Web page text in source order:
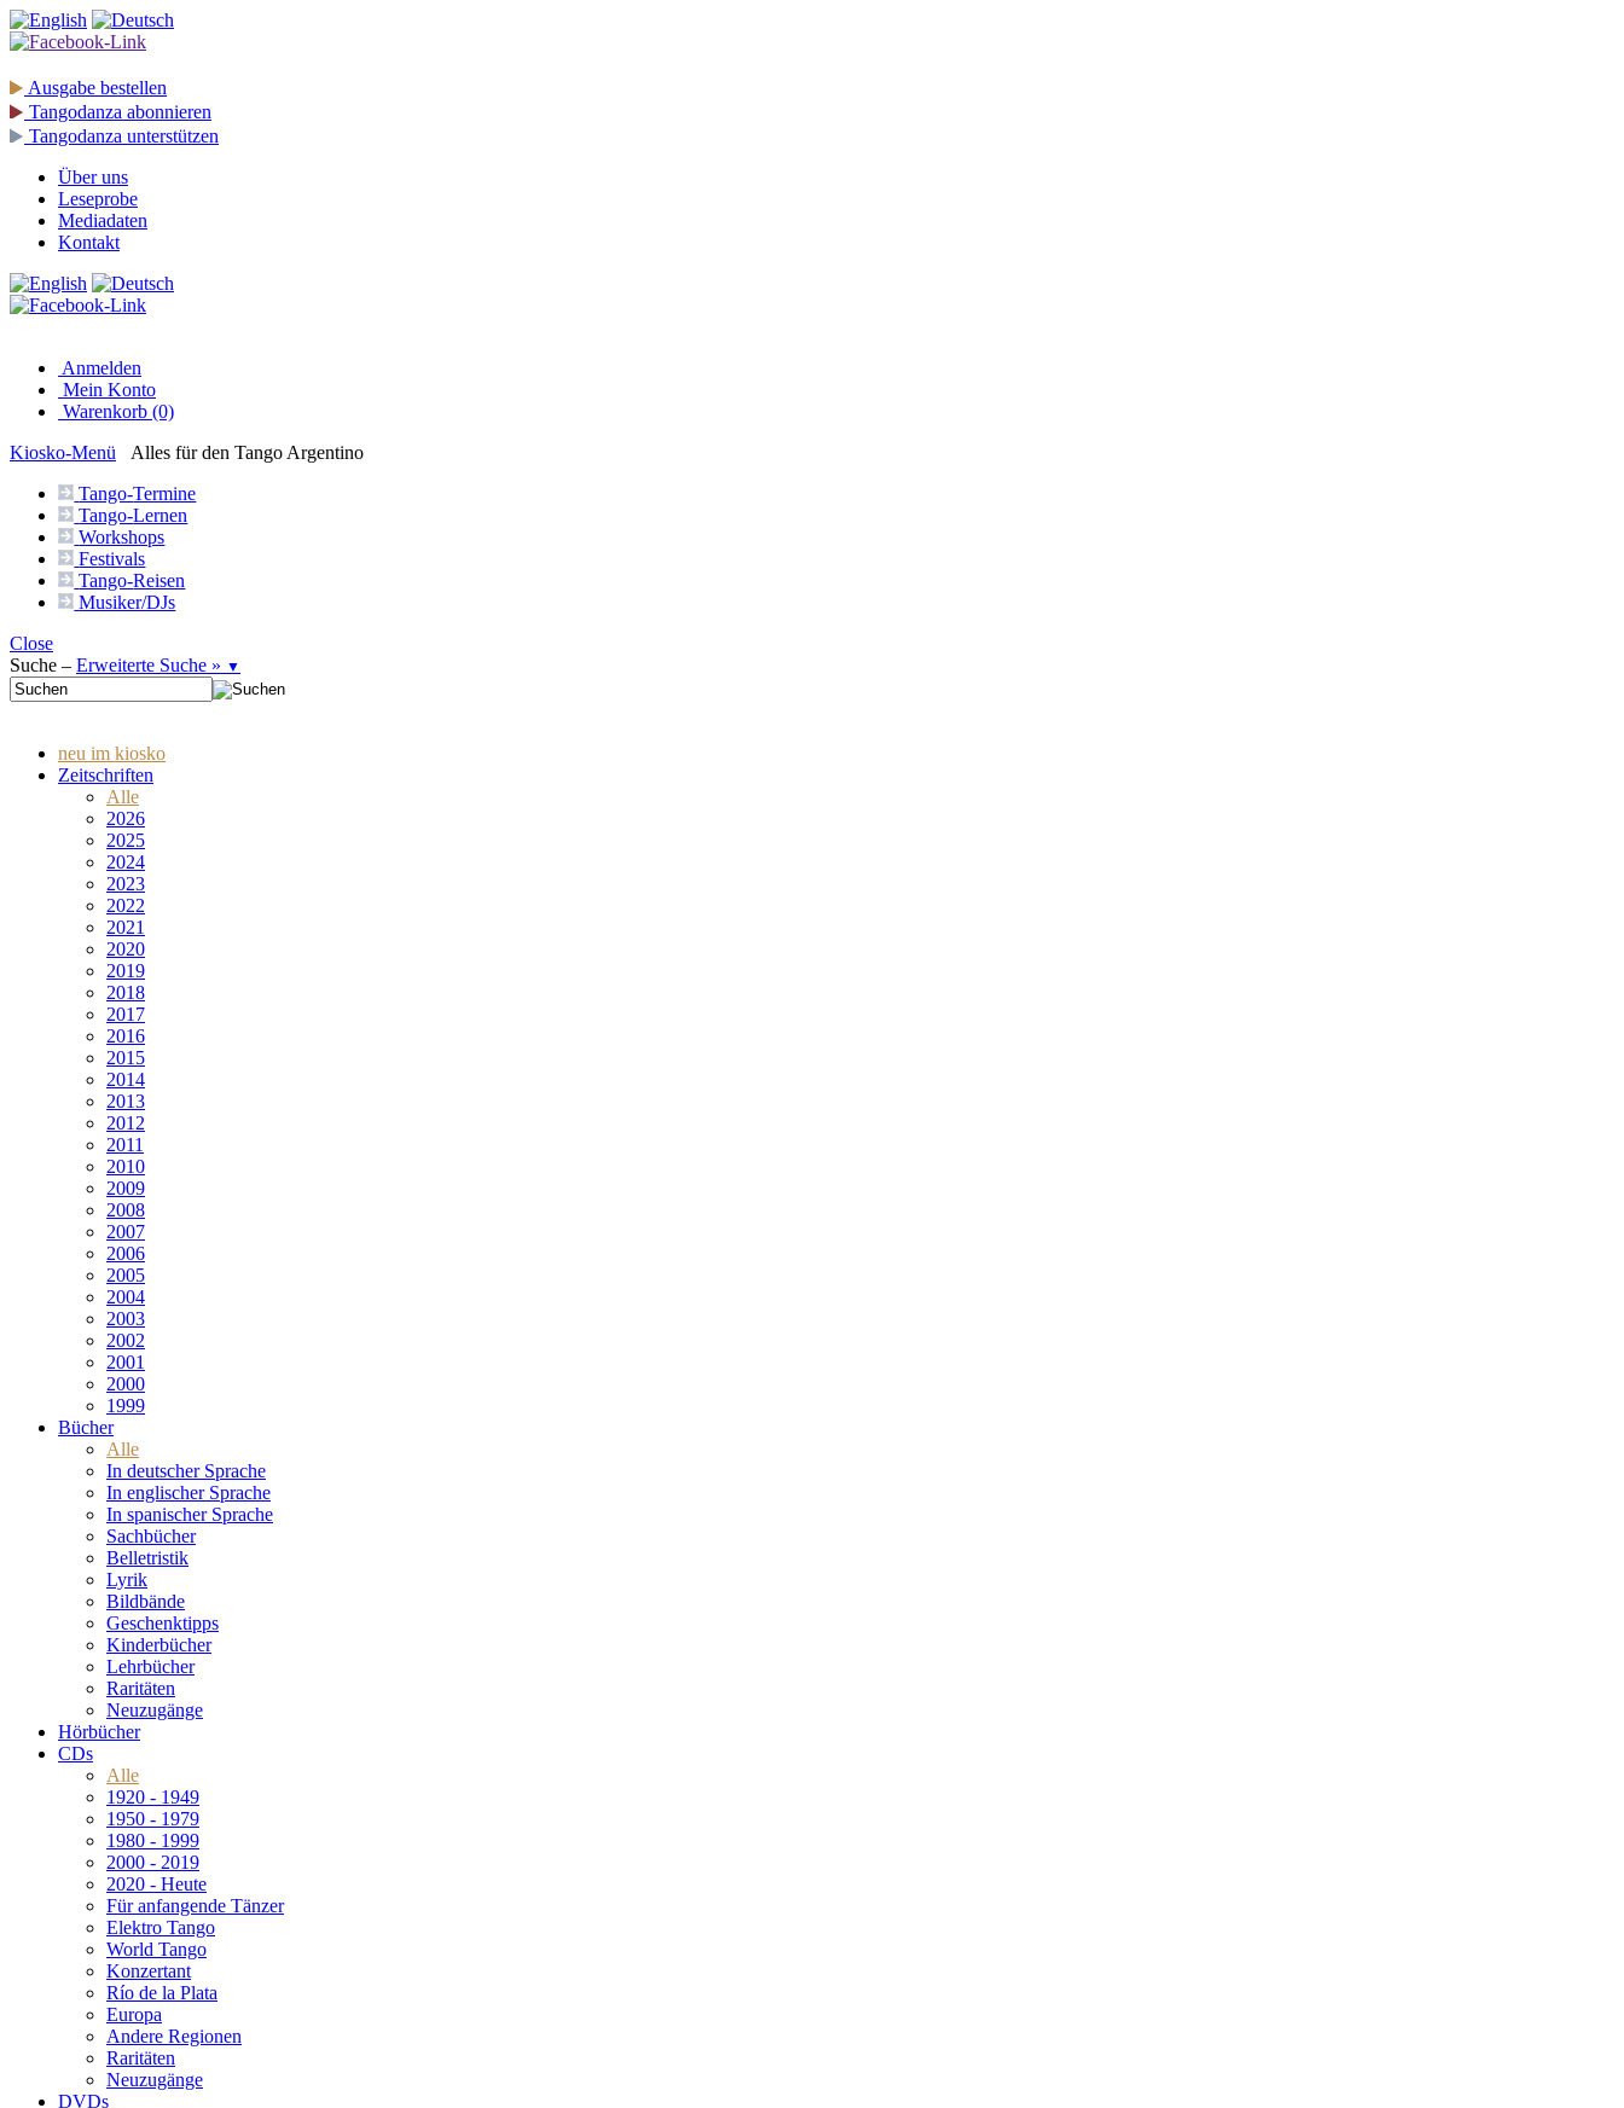
Ausgabe bestellen
Tangodanza abonnieren
Tangodanza unterstützen
Über uns
Leseprobe
Mediadaten
Kontakt
Anmelden
Mein Konto
Warenkorb (0)
Kiosko-Menü
Alles für den Tango Argentino
Tango-Termine
Tango-Lernen
Workshops
Festivals
Tango-Reisen
Musiker/DJs
Close
Suche – Erweiterte Suche » ▼
neu im kiosko
Zeitschriften
Alle
2026
2025
2024
2023
2022
2021
2020
2019
2018
2017
2016
2015
2014
2013
2012
2011
2010
2009
2008
2007
2006
2005
2004
2003
2002
2001
2000
1999
Bücher
Alle
In deutscher Sprache
In englischer Sprache
In spanischer Sprache
Sachbücher
Belletristik
Lyrik
Bildbände
Geschenktipps
Kinderbücher
Lehrbücher
Raritäten
Neuzugänge
Hörbücher
CDs
Alle
1920 - 1949
1950 - 1979
1980 - 1999
2000 - 2019
2020 - Heute
Für anfangende Tänzer
Elektro Tango
World Tango
Konzertant
Río de la Plata
Europa
Andere Regionen
Raritäten
Neuzugänge
DVDs